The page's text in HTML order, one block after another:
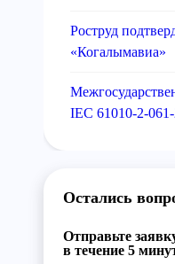
Роструд
«Когалымавиа»
IEC 61010-2-061-
Остались
Отправьте
в течение 5